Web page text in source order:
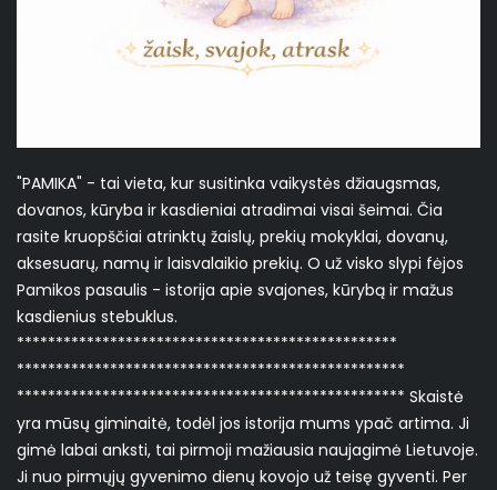
"PAMIKA" - tai vieta, kur susitinka vaikystės džiaugsmas,
dovanos, kūryba ir kasdieniai atradimai visai šeimai. Čia
rasite kruopščiai atrinktų žaislų, prekių mokyklai, dovanų,
aksesuarų, namų ir laisvalaikio prekių. O už visko slypi fėjos
Pamikos pasaulis - istorija apie svajones, kūrybą ir mažus
kasdienius stebuklus.
*************************************************
**************************************************
************************************************** Skaistė
yra mūsų giminaitė, todėl jos istorija mums ypač artima. Ji
gimė labai anksti, tai pirmoji mažiausia naujagimė Lietuvoje.
Ji nuo pirmųjų gyvenimo dienų kovojo už teisę gyventi. Per